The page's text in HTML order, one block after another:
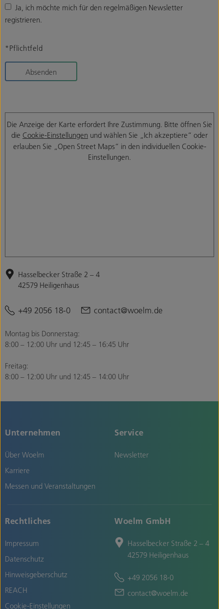
Ja, ich möchte mich für den regelmäßigen Newsletter
registrieren.
*Pflichtfeld
Absenden
Die Anzeige der Karte erfordert Ihre Zustimmung. Bitte öffnen Sie
die Cookie-Einstellungen und wählen Sie „Ich akzeptiere“ oder
erlauben Sie „Open Street Maps“ in den individuellen Cookie-
Einstellungen.
Hasselbecker Straße 2 – 4
42579 Heiligenhaus
+49 2056 18-0 contact@woelm.de
Montag bis Donnerstag:
8:00 – 12:00 Uhr und 12:45 – 16:45 Uhr
Freitag:
8:00 – 12:00 Uhr und 12:45 – 14:00 Uhr
Unternehmen
Über Woelm
Karriere
Messen und Veranstaltungen
Service
Newsletter
Rechtliches
Impressum
Datenschutz
Hinweisgeberschutz
REACH
Cookie-Einstellungen
Woelm GmbH
Hasselbecker Straße 2 – 4
42579 Heiligenhaus
+49 2056 18-0
contact@woelm.de